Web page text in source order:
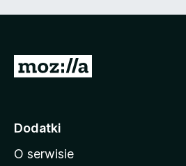
S
o
a
Dodatki
O serwisie